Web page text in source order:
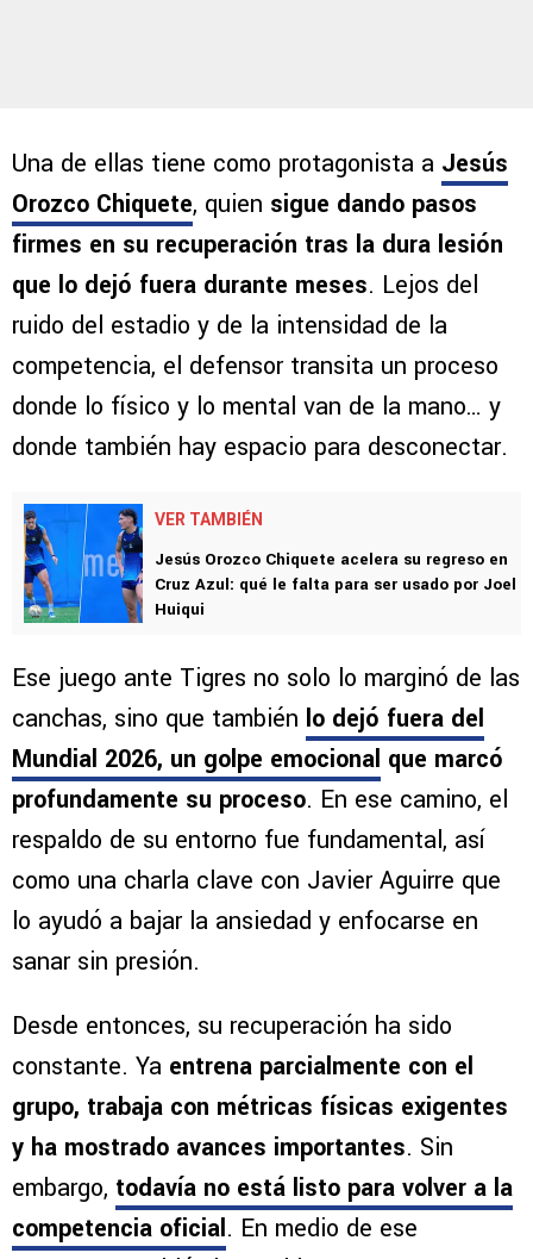
Una de ellas tiene como protagonista a Jesús
Orozco Chiquete, quien sigue dando pasos
firmes en su recuperación tras la dura lesión
que lo dejó fuera durante meses. Lejos del
ruido del estadio y de la intensidad de la
competencia, el defensor transita un proceso
donde lo físico y lo mental van de la mano… y
donde también hay espacio para desconectar.
VER TAMBIÉN
Jesús Orozco Chiquete acelera su regreso en
Cruz Azul: qué le falta para ser usado por Joel
Huiqui
Ese juego ante Tigres no solo lo marginó de las
canchas, sino que también lo dejó fuera del
Mundial 2026, un golpe emocional que marcó
profundamente su proceso. En ese camino, el
respaldo de su entorno fue fundamental, así
como una charla clave con Javier Aguirre que
lo ayudó a bajar la ansiedad y enfocarse en
sanar sin presión.
Desde entonces, su recuperación ha sido
constante. Ya entrena parcialmente con el
grupo, trabaja con métricas físicas exigentes
y ha mostrado avances importantes. Sin
embargo, todavía no está listo para volver a la
competencia oficial. En medio de ese